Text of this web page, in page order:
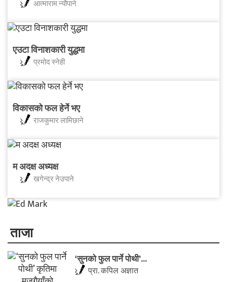
आत्माराम न्यौपाने
एउटा विनाशकारी युद्धमा
प्रमोद स्नेही
विकासको फल हेर्ने भए
राजकुमार लामिछाने
म अदक्ष अध्यक्ष
खगेन्द्र नेउपाने
ताजा
‘सुनको फुल पार्ने पोथी’...
प्रा. कपिल अज्ञात